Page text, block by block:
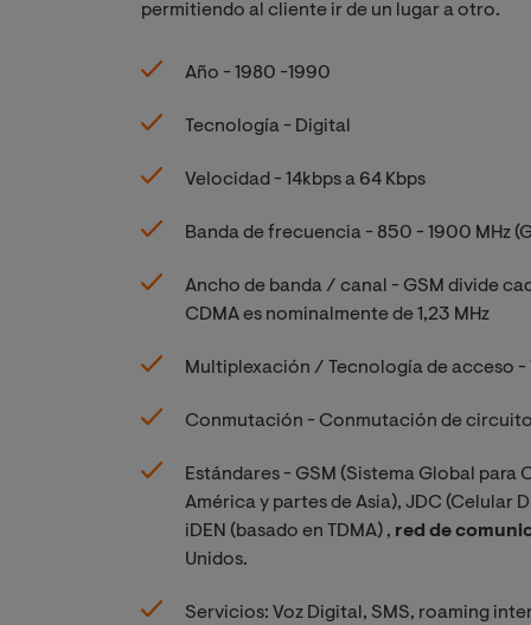
permitiendo al cliente ir de un lugar a otro.
Año - 1980 -1990
Tecnología - Digital
Velocidad - 14kbps a 64 Kbps
Banda de frecuencia - 850 - 1900 MHz
Ancho de banda / canal - GSM divide
CDMA es nominalmente de 1,23 MHz
Multiplexación / Tecnología de acceso -
Conmutación - Conmutación de
Estándares - GSM (Sistema Global
América y partes de Asia), JDC (Celular
iDEN (basado en TDMA) , red de
Unidos.
Servicios: Voz Digital, SMS, roaming